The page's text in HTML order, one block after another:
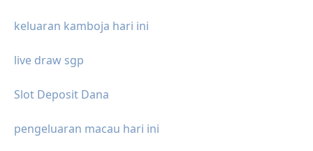
keluaran kamboja hari ini
live draw sgp
Slot Deposit Dana
pengeluaran macau hari ini